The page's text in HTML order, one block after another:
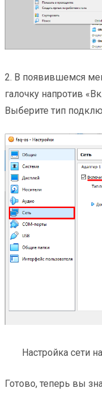
2. В появившемся
галочку напротив
Выберите тип
Настройка сети
Готово, теперь вы